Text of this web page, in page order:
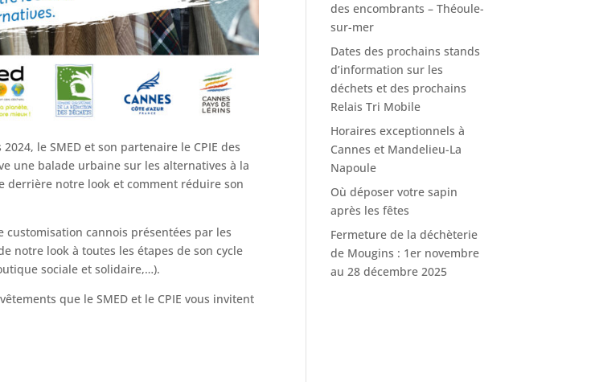
le SMED et son partenaire le CPIE des
une balade urbaine sur les alternatives à la
derrière notre look et comment réduire son
cannois présentées par les
notre look à toutes les étapes de son cycle
sociale et solidaire,…).
que le SMED et le CPIE vous invitent
des encombrants – Théoule-
sur-mer
Dates des prochains stands
d’information sur les
déchets et des prochains
Relais Tri Mobile
Horaires exceptionnels à
Cannes et Mandelieu-La
Napoule
Où déposer votre sapin
après les fêtes
Fermeture de la déchèterie
de Mougins : 1er novembre
au 28 décembre 2025